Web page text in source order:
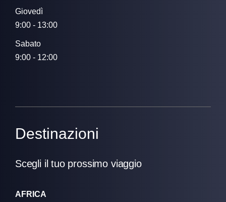
Giovedì
9:00 - 13:00
Sabato
9:00 - 12:00
Destinazioni
Scegli il tuo prossimo viaggio
AFRICA